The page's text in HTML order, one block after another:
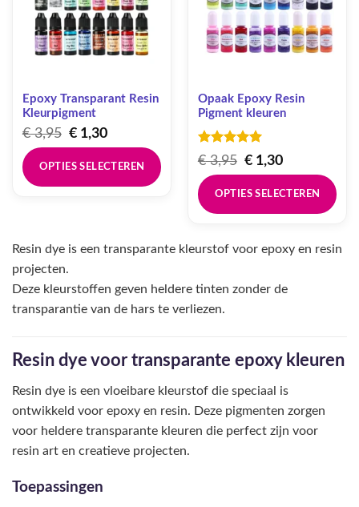
Epoxy Transparant Resin
Kleurpigment
€3,95 Oorspronkelijke
prijs
was:
€ 1,30Huidige
prijs
is:
OPTIES SELECTEREN
meerdere
Deze
optie
kan
op
productpagina
Opaak Epoxy Resin
Pigment kleuren
Gewaardeerd
5uit 5
€3,95 Oorspronkelijke
prijs
was:
€ 1,30Huidige
prijs
is:
OPTIES SELECTEREN
heeft
variaties.
Deze
gekozen
op
de
Resin dye is een transparante kleurstof voor epoxy en resin
projecten.
Deze kleurstoffen geven heldere tinten zonder de
transparantie van de hars te verliezen.
Resin dye voor transparante epoxy kleuren
Resin dye is een vloeibare kleurstof die speciaal is
ontwikkeld voor epoxy en resin. Deze pigmenten zorgen
voor heldere transparante kleuren die perfect zijn voor
resin art en creatieve projecten.
Toepassingen